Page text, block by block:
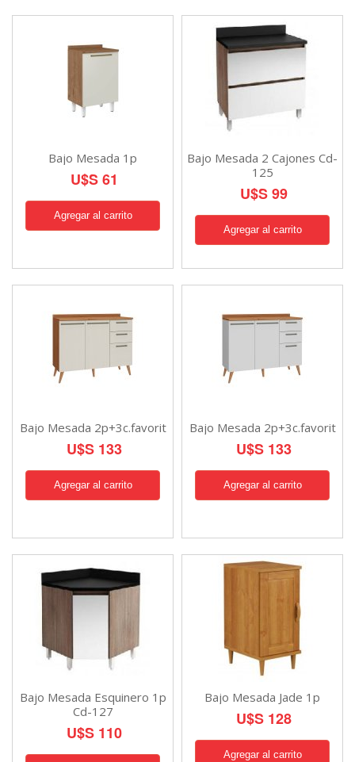
Bajo Mesada 1p
U$S 61
Bajo Mesada 2 Cajones Cd-
125
U$S 99
Bajo Mesada 2p+3c.favorit
U$S 133
Bajo Mesada 2p+3c.favorit
U$S 133
Bajo Mesada Esquinero 1p
Cd-127
U$S 110
Bajo Mesada Jade 1p
U$S 128